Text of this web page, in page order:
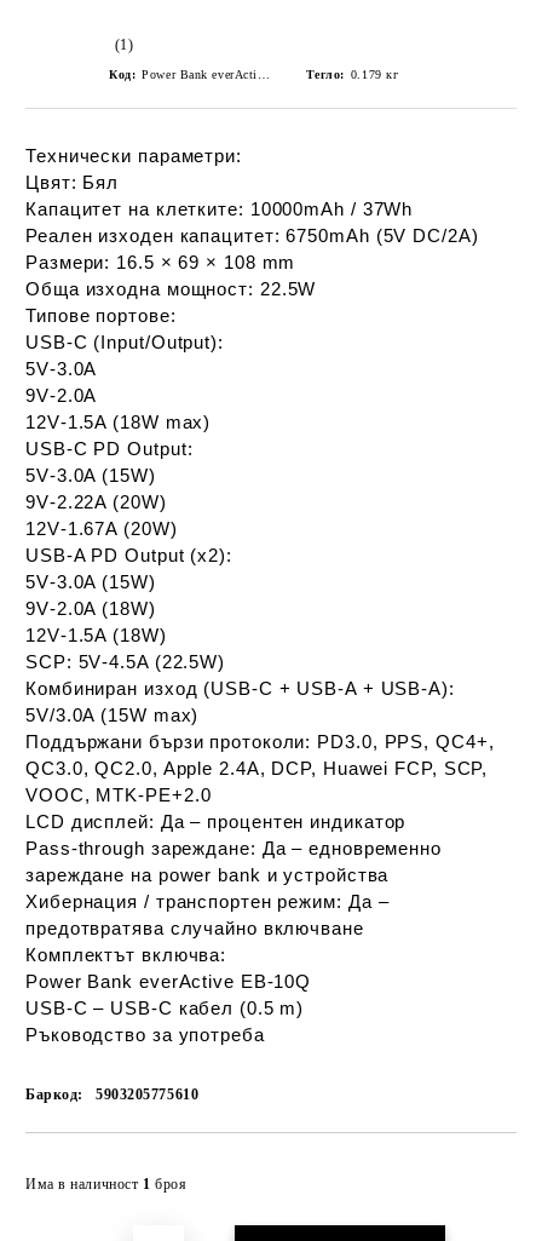
(1)
Код: Тегло: 0.179 кг
Технически параметри:
Цвят: Бял
Капацитет на клетките: 10000mAh / 37Wh
Реален изходен капацитет: 6750mAh (5V DC/2A)
Размери: 16.5 × 69 × 108 mm
Обща изходна мощност: 22.5W
Типове портове:
USB‑C (Input/Output):
5V‑3.0A
9V‑2.0A
12V‑1.5A (18W max)
USB‑C PD Output:
5V‑3.0A (15W)
9V‑2.22A (20W)
12V‑1.67A (20W)
USB‑A PD Output (x2):
5V‑3.0A (15W)
9V‑2.0A (18W)
12V‑1.5A (18W)
SCP: 5V‑4.5A (22.5W)
Комбиниран изход (USB‑C + USB‑A + USB‑A):
5V/3.0A (15W max)
Поддържани бързи протоколи: PD3.0, PPS, QC4+,
QC3.0, QC2.0, Apple 2.4A, DCP, Huawei FCP, SCP,
VOOC, MTK‑PE+2.0
LCD дисплей: Да – процентен индикатор
Pass‑through зареждане: Да – едновременно
зареждане на power bank и устройства
Хибернация / транспортен режим: Да –
предотвратява случайно включване
Комплектът включва:
Power Bank everActive EB‑10Q
USB‑C – USB‑C кабел (0.5 m)
Ръководство за употреба
Баркод: 5903205775610
Има в наличност 1 броя